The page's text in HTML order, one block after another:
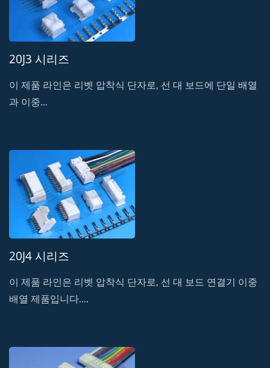
20J3 시리즈
이 제품 라인은 리벳 압착식 단자로, 선 대 보드에 단일 배열
과 이중...
20J4 시리즈
이 제품 라인은 리벳 압착식 단자로, 선 대 보드 연결기 이중
배열 제품입니다....